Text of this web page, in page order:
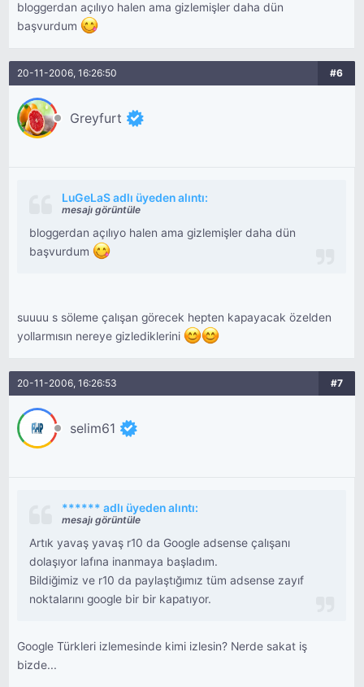
bloggerdan açılıyo halen ama gizlemişler daha dün
başvurdum
20-11-2006, 16:26:50 #6
Greyfurt
LuGeLaS adlı üyeden alıntı:
mesajı görüntüle
bloggerdan açılıyo halen ama gizlemişler daha dün
başvurdum
suuuu s söleme çalışan görecek hepten kapayacak özelden
yollarmısın nereye gizlediklerini
20-11-2006, 16:26:53 #7
selim61
****** adlı üyeden alıntı:
mesajı görüntüle
Artık yavaş yavaş r10 da Google adsense çalışanı
dolaşıyor lafına inanmaya başladım.
Bildiğimiz ve r10 da paylaştığımız tüm adsense zayıf
noktalarını google bir bir kapatıyor.
Google Türkleri izlemesinde kimi izlesin? Nerde sakat iş
bizde...